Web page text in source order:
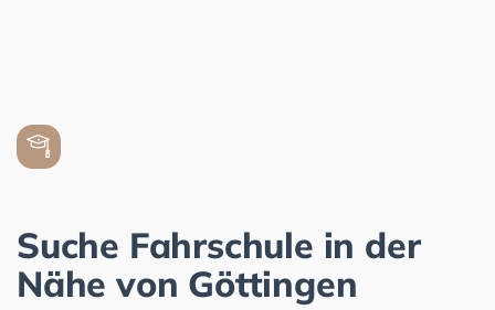
Suche Fahrschule in der
Nähe von Göttingen